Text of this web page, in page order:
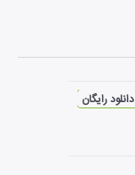
دانلود رایگان